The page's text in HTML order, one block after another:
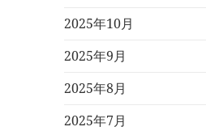
2025年10月
2025年9月
2025年8月
2025年7月